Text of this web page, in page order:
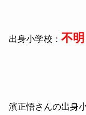
出身小学校： 不明
濱正悟さんの出身